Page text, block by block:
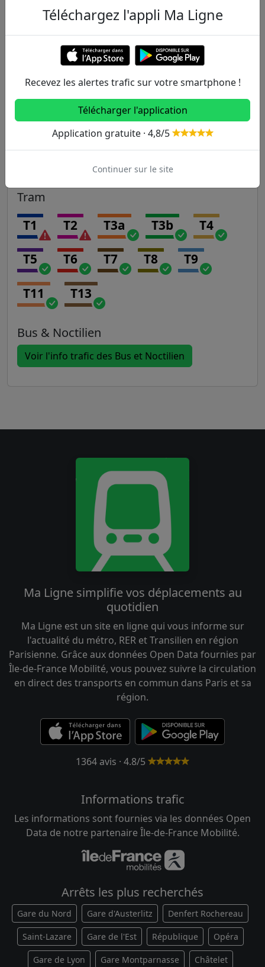
B C D E
Transilien
H J K L N
Tram
T1 T2 T3a T3b T4
T5 T6 T7 T8 T9
T11 T13
Bus & Noctilien
Voir l'info trafic des Bus et Noctilien
Ma Ligne simplifie vos déplacements au
quotidien
Ma Ligne est un site en ligne qui vous informe sur
l'actualité du métro, RER et Transilien en région
Parisienne. Grâce aux données Open Data fournies par
Île-de-France Mobilité, vous pouvez suivre la circulation
en direct des transports en commun dans Paris et sa
région.
1364 avis · 4.8/5
Informations trafic
Les informations sont fournies via les données Open
Data de notre partenaire Île-de-France Mobilité.
Arrêts les plus recherchés
Gare du Nord Gare d'Austerlitz Denfert Rochereau
Saint-Lazare Gare de l'Est République Opéra
Gare de Lyon Gare Montparnasse Châtelet
Téléchargez l'appli Ma Ligne
Recevez les alertes trafic sur votre smartphone !
Télécharger l'application
Application gratuite · 4,8/5
Continuer sur le site